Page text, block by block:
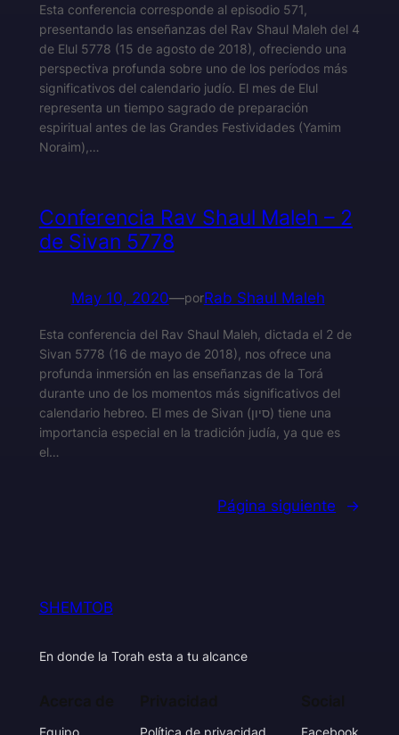
Esta conferencia corresponde al episodio 571,
presentando las enseñanzas del Rav Shaul Maleh del 4
de Elul 5778 (15 de agosto de 2018), ofreciendo una
perspectiva profunda sobre uno de los períodos más
significativos del calendario judío. El mes de Elul
representa un tiempo sagrado de preparación
espiritual antes de las Grandes Festividades (Yamim
Noraim),…
Conferencia Rav Shaul Maleh – 2
de Sivan 5778
May 10, 2020—porRab Shaul Maleh
Esta conferencia del Rav Shaul Maleh, dictada el 2 de
Sivan 5778 (16 de mayo de 2018), nos ofrece una
profunda inmersión en las enseñanzas de la Torá
durante uno de los momentos más significativos del
calendario hebreo. El mes de Sivan (סיון) tiene una
importancia especial en la tradición judía, ya que es
el…
Página siguiente →
SHEMTOB
En donde la Torah esta a tu alcance
Equipo Política de privacidad Facebook